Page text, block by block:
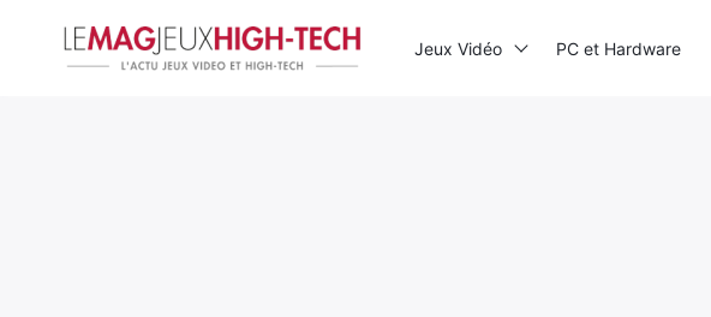
Jeux Vidéo PC et Hardware